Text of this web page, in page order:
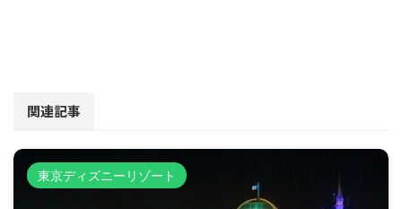
関連記事
東京ディズニーリゾート